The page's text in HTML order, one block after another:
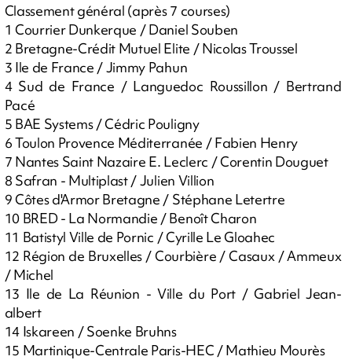
Classement général (après 7 courses)
1 Courrier Dunkerque / Daniel Souben
2 Bretagne-Crédit Mutuel Elite / Nicolas Troussel
3 Ile de France / Jimmy Pahun
4 Sud de France / Languedoc Roussillon / Bertrand
Pacé
5 BAE Systems / Cédric Pouligny
6 Toulon Provence Méditerranée / Fabien Henry
7 Nantes Saint Nazaire E. Leclerc / Corentin Douguet
8 Safran - Multiplast / Julien Villion
9 Côtes d'Armor Bretagne / Stéphane Letertre
10 BRED - La Normandie / Benoît Charon
11 Batistyl Ville de Pornic / Cyrille Le Gloahec
12 Région de Bruxelles / Courbière / Casaux / Ammeux
/ Michel
13 Ile de La Réunion - Ville du Port / Gabriel Jean-
albert
14 Iskareen / Soenke Bruhns
15 Martinique-Centrale Paris-HEC / Mathieu Mourès